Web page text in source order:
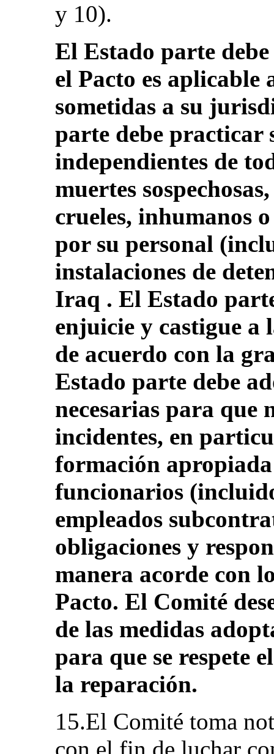
y 10).
El Estado parte
el Pacto es aplicable
sometidas a su
parte debe practicar
independientes de
muertes
crueles, inhumanos
por su personal
instalaciones de
Iraq . El Estado
enjuicie y castigue a
de acuerdo con la
Estado parte debe
necesarias para que
incidentes, en
formación
funcionarios
empleados
obligaciones y
manera acorde con
Pacto. El Comité
de las medidas
para que se respete
la reparación.
15.El Comité toma